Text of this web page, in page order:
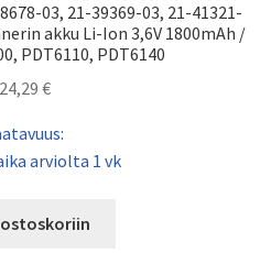
03, 21-39369-03, 21-41321-
akku Li-Ion 3,6V 1800mAh /
PDT6110, PDT6140
24,29 €
arviolta 1 vk
ostoskoriin